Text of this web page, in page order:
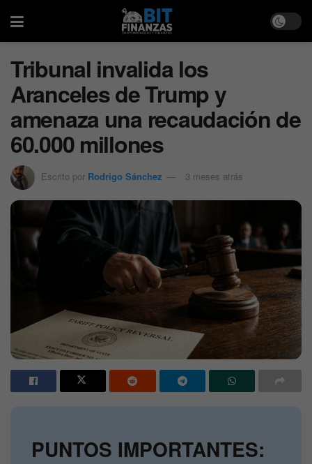
Tribunal invalida los
Aranceles de Trump y
amenaza una recaudación de
60.000 millones
Escrito por Rodrigo Sánchez 3 meses atrás
PUNTOS IMPORTANTES: